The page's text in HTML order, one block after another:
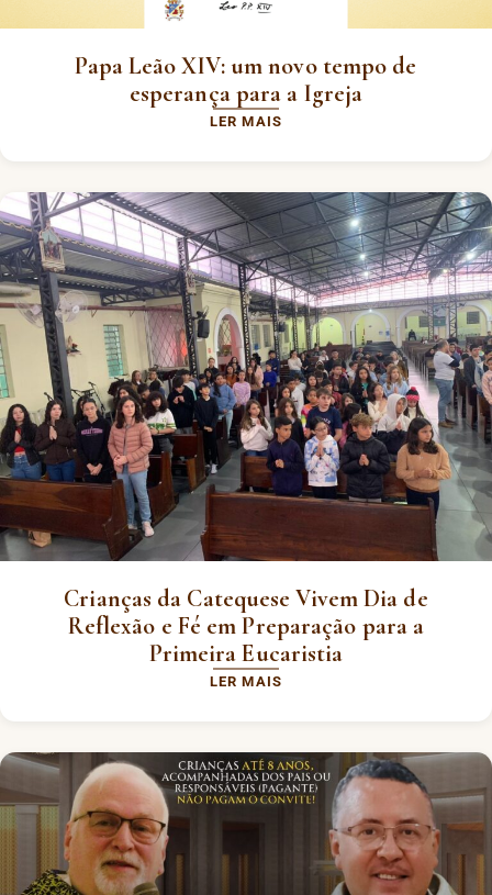
Papa Leão XIV: um novo tempo de
esperança para a Igreja
LER MAIS
Crianças da Catequese Vivem Dia de
Reflexão e Fé em Preparação para a
Primeira Eucaristia
LER MAIS